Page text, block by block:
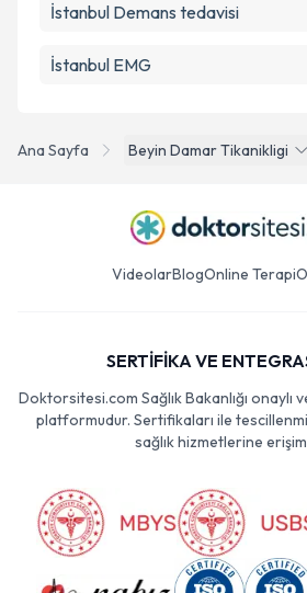
Ana Sayfa Beyin Damar Tikanikligi
İstanbul Demans tedavisi
İstanbul EMG
VideolarBlogOnline Terapi
SERTİFİKA VE
Doktorsitesi.com Sağlık Bakanlığı onaylı
platformudur. Sertifikaları ile
sağlık hizmetlerine